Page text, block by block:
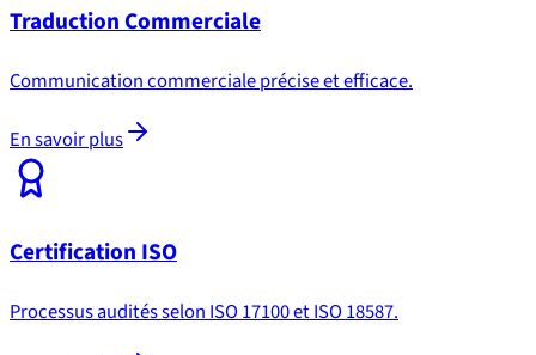
Traduction Commerciale
Communication commerciale précise et efficace.
En savoir plus
Certification ISO
Processus audités selon ISO 17100 et ISO 18587.